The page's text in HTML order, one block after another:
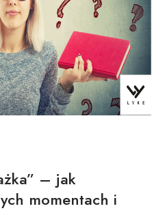
– jak
momentach i